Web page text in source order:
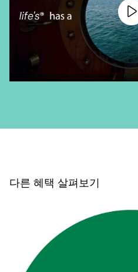
다른 혜택 살펴보기